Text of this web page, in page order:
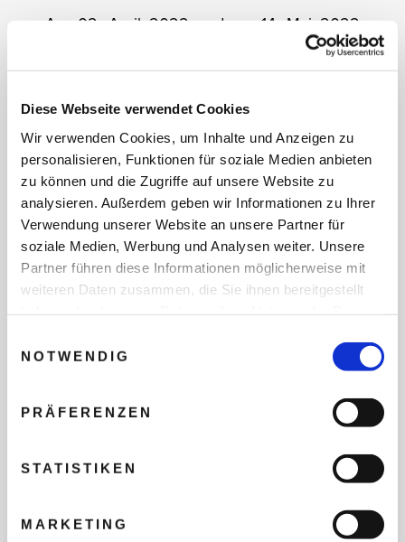
Diese Webseite verwendet Cookies
Wir verwenden Cookies, um Inhalte und Anzeigen zu
personalisieren, Funktionen für soziale Medien anbieten
zu können und die Zugriffe auf unsere Website zu
analysieren. Außerdem geben wir Informationen zu Ihrer
Verwendung unserer Website an unsere Partner für
soziale Medien, Werbung und Analysen weiter. Unsere
Partner führen diese Informationen möglicherweise mit
weiteren Daten zusammen, die Sie ihnen bereitgestellt
NOTWENDIG
PRÄFERENZEN
STATISTIKEN
MARKETING
Am 02. April 2022 und am 14. Mai 2022
empfangen Sie die Lifestyle Company
LUXURY DREAMS und die beiden
Runhof zu einem inspirierenden Get-
Fashionlabels Talbot Runhof.
Dresscode:Come as you are!
Die Event-Serie wird im Spätsommer in
Düsseldorf und Zürich fortgesetzt. Plätze
sind wie immer limitiert. Voranmeldungen